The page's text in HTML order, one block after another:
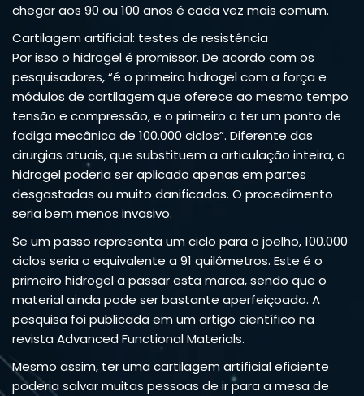
chegar aos 90 ou 100 anos é cada vez mais comum.
Cartilagem artificial: testes de resistência
Por isso o hidrogel é promissor. De acordo com os
pesquisadores, “é o primeiro hidrogel com a força e
módulos de cartilagem que oferece ao mesmo tempo
tensão e compressão, e o primeiro a ter um ponto de
fadiga mecânica de 100.000 ciclos”. Diferente das
cirurgias atuais, que substituem a articulação inteira, o
hidrogel poderia ser aplicado apenas em partes
desgastadas ou muito danificadas. O procedimento
seria bem menos invasivo.
Se um passo representa um ciclo para o joelho, 100.000
ciclos seria o equivalente a 91 quilômetros. Este é o
primeiro hidrogel a passar esta marca, sendo que o
material ainda pode ser bastante aperfeiçoado. A
pesquisa foi publicada em um artigo científico na
revista Advanced Functional Materials.
Mesmo assim, ter uma cartilagem artificial eficiente
poderia salvar muitas pessoas de ir para a mesa de